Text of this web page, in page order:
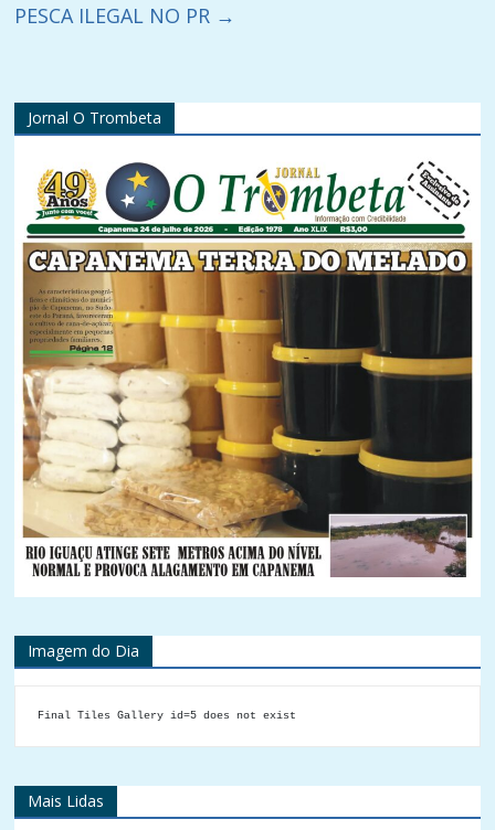
PESCA ILEGAL NO PR →
Jornal O Trombeta
Imagem do Dia
Final Tiles Gallery id=5 does not exist
Mais Lidas